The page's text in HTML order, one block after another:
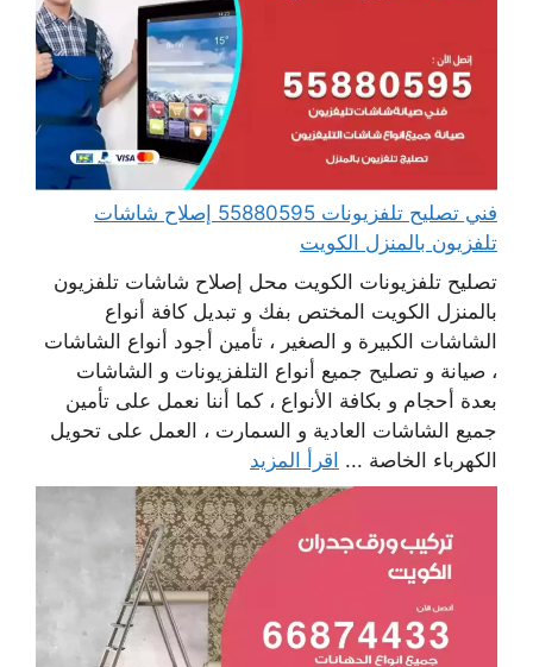
فني تصليح تلفزيونات 55880595 إصلاح شاشات
تلفزيون بالمنزل الكويت
تصليح تلفزيونات الكويت محل إصلاح شاشات تلفزيون
بالمنزل الكويت المختص بفك و تبديل كافة أنواع
الشاشات الكبيرة و الصغير ، تأمين أجود أنواع الشاشات
، صيانة و تصليح جميع أنواع التلفزيونات و الشاشات
بعدة أحجام و بكافة الأنواع ، كما أننا نعمل على تأمين
جميع الشاشات العادية و السمارت ، العمل على تحويل
الكهرباء الخاصة ... اقرأ المزيد